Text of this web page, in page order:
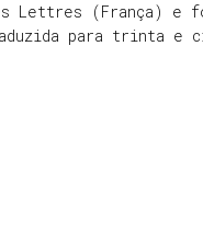
Lettres (França) e
para trinta e